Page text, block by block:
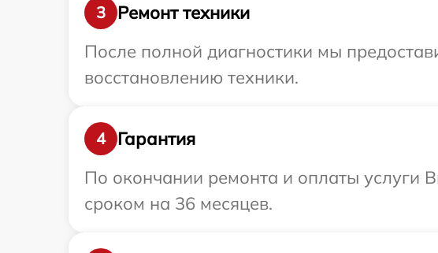
3
Ремонт техники
После полной диагностики мы
восстановлению техники.
4
Гарантия
По окончании ремонта и оплаты услуги
сроком на 36 месяцев.